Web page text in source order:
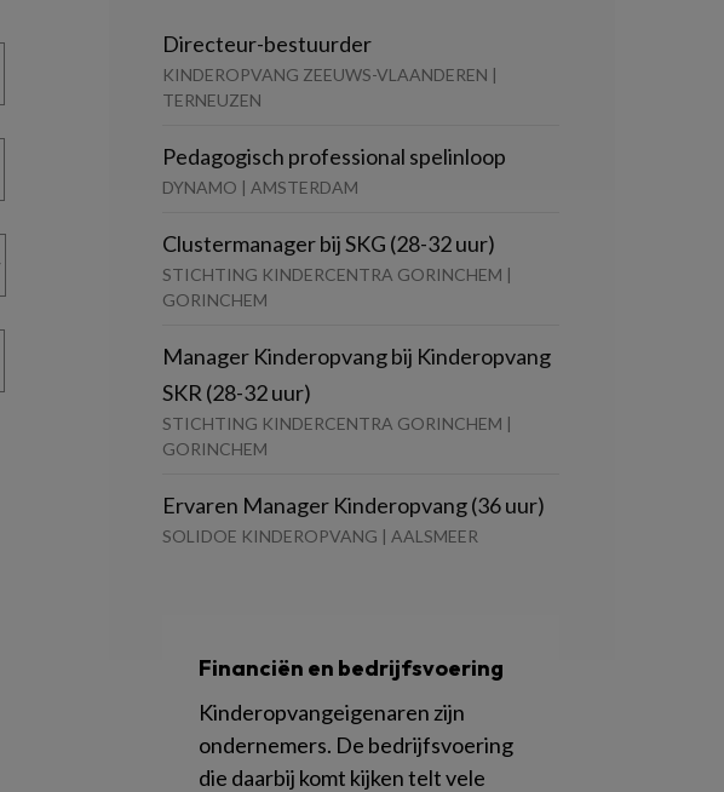
Directeur-bestuurder
KINDEROPVANG ZEEUWS-VLAANDEREN |
TERNEUZEN
Pedagogisch professional spelinloop
DYNAMO | AMSTERDAM
Clustermanager bij SKG (28-32 uur)
STICHTING KINDERCENTRA GORINCHEM |
GORINCHEM
Manager Kinderopvang bij Kinderopvang
SKR (28-32 uur)
STICHTING KINDERCENTRA GORINCHEM |
GORINCHEM
Ervaren Manager Kinderopvang (36 uur)
SOLIDOE KINDEROPVANG | AALSMEER
Financiën en bedrijfsvoering
Kinderopvangeigenaren zijn
ondernemers. De bedrijfsvoering
die daarbij komt kijken telt vele